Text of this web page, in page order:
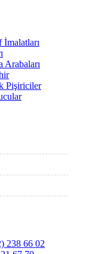
Arabaları
Pişiriciler
238 66 02